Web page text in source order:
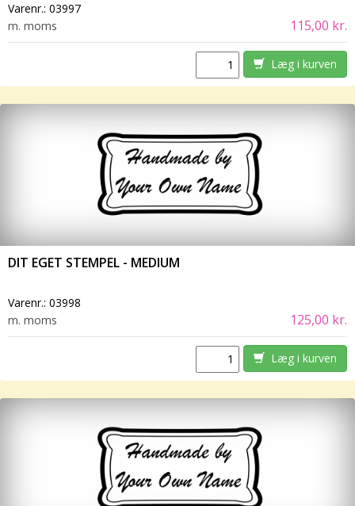
Varenr.: 03997
m. moms
115,00 kr.
Læg i kurven
DIT EGET STEMPEL - MEDIUM
Varenr.: 03998
m. moms
125,00 kr.
Læg i kurven